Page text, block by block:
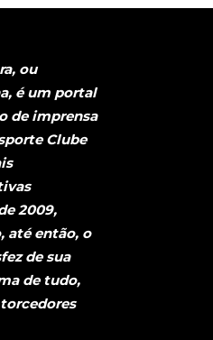
ou
é um portal
de imprensa
Clube
2009,
até então, o
de sua
de tudo,